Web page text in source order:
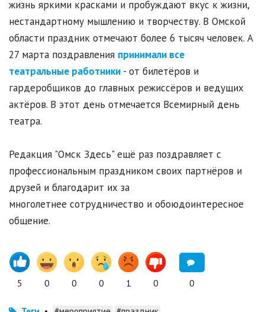
жизнь яркими красками и пробуждают вкус к жизни,
нестандартному мышлению и творчеству. В Омской
области праздник отмечают более 6 тысяч человек. А
27 марта поздравления принимали все
театральные работники - от билетёров и
гардеробщиков до главных режиссёров и ведущих
актёров. В этот день отмечается Всемирный день
театра.
Редакция "Омск Здесь" ещё раз поздравляет с
профессиональным праздником своих партнёров и
друзей и благодарит их за
многолетнее сотрудничество и обоюдоинтересное
общение.
5 0 0 0 1 0 0